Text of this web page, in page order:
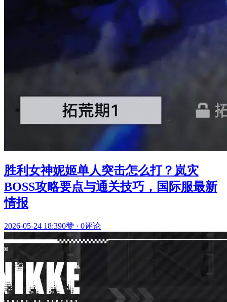
胜利女神妮姬单人突击怎么打？岚灾
BOSS攻略要点与通关技巧，国际服最新
情报
2026-05-24 18:390赞 · 0评论